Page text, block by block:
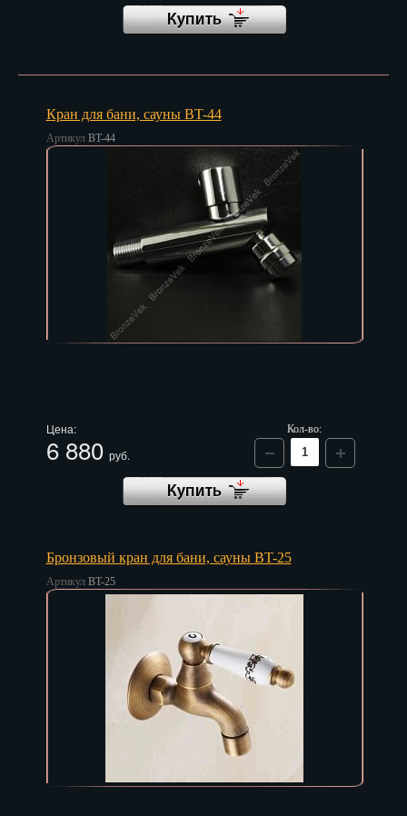
Кран для бани, сауны BT-44
Артикул BT-44
Цена:
6 880 руб.
Кол-во:
Бронзовый кран для бани, сауны BT-25
Артикул BT-25